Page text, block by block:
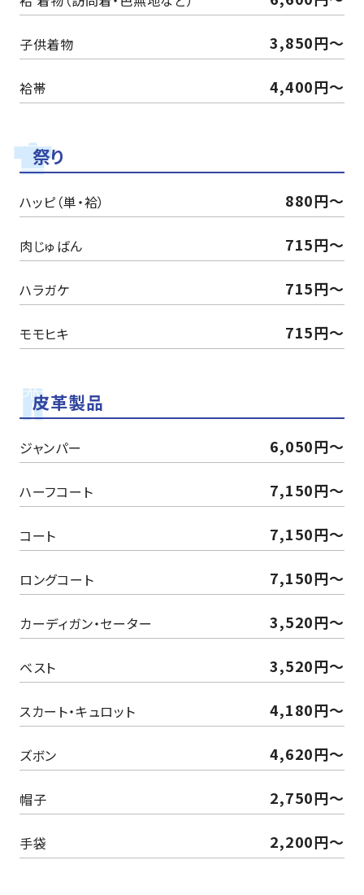
子供着物 3,850円〜
袷帯 4,400円〜
祭り
ハッピ（単・袷） 880円～
肉じゅばん 715円～
ハラガケ 715円～
モモヒキ 715円～
皮革製品
ジャンパー 6,050円～
ハーフコート 7,150円～
コート 7,150円～
ロングコート 7,150円～
カーディガン・セーター 3,520円〜
ベスト 3,520円〜
スカート・キュロット 4,180円〜
ズボン 4,620円〜
帽子 2,750円〜
手袋 2,200円～